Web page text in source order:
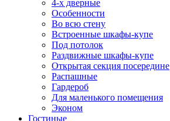
4-х дверные
Особенности
Во всю стену
Встроенные шкафы-купе
Под потолок
Раздвижные шкафы-купе
Открытая секция посередине
Распашные
Гардероб
Для маленького помещения
Эконом
Гостиные